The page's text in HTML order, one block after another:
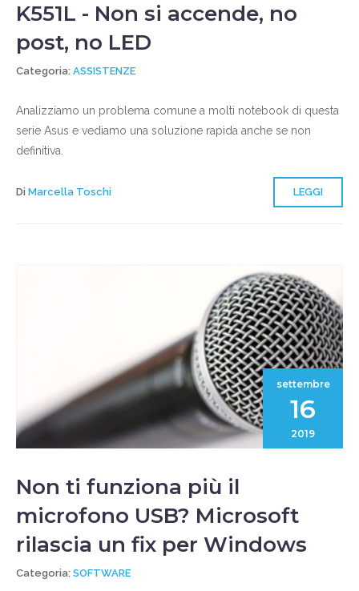
K551L - Non si accende, no
post, no LED
Categoria: ASSISTENZE
Analizziamo un problema comune a molti notebook di questa
serie Asus e vediamo una soluzione rapida anche se non
definitiva.
Di Marcella Toschi LEGGI
settembre
16
2019
Non ti funziona più il
microfono USB? Microsoft
rilascia un fix per Windows
Categoria: SOFTWARE